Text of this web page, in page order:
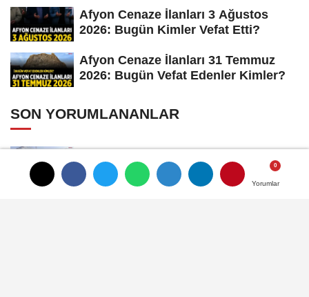
Yorumlar
Yorumlar
Afyon Cenaze İlanları 3 Ağustos
2026: Bugün Kimler Vefat Etti?
Afyon Cenaze İlanları 31 Temmuz
2026: Bugün Vefat Edenler Kimler?
SON YORUMLANANLAR
Aynı Soruyu Soruyor